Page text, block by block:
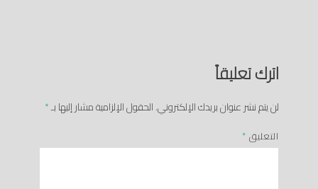
اترك تعليقاً
لن يتم نشر عنوان بريدك الإلكتروني.الحقول الإلزامية مشار إليها بـ*
التعليق *